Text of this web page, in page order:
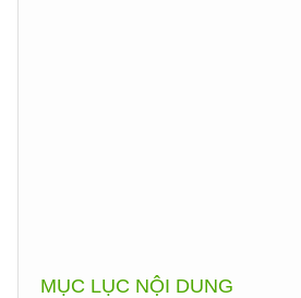
MỤC LỤC NỘI DUNG